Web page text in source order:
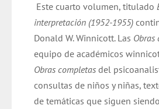
era:
$ 32.000.
es:
$ 31.000.
Este cuarto volumen, titulado
interpretación (1952-1955)
Donald W. Winnicott. Las Obras
equipo de académicos
Obras completas del
consultas de niños y niñas,
de temáticas que siguen